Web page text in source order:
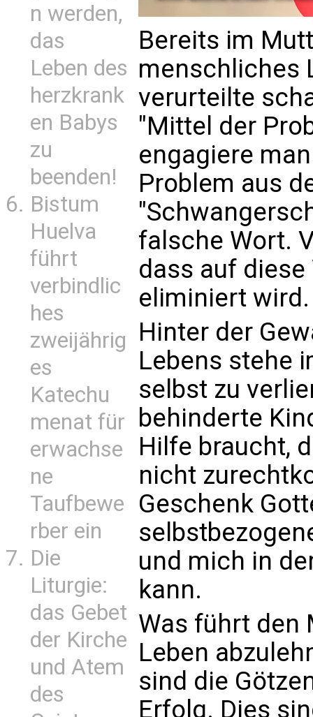
n werden,
das
Leben des
herzkrank
en Babys
zu
beenden!
Bistum
Huelva
führt
verbindlic
hes
zweijährig
es
Katechu
menat für
erwachse
ne
Taufbewe
rber ein
Die
Liturgie:
das Gebet
der Kirche
und Atem
des
Bereits im
menschliches
verurteilte
"Mittel der
engagiere
Problem aus
falsche Wort.
dass auf
eliminiert wird.
Hinter der
Lebens stehe
selbst zu
behinderte
Hilfe braucht,
nicht
Geschenk
und mich in
kann.
Was führt
Leben
sind die
Erfolg. Dies